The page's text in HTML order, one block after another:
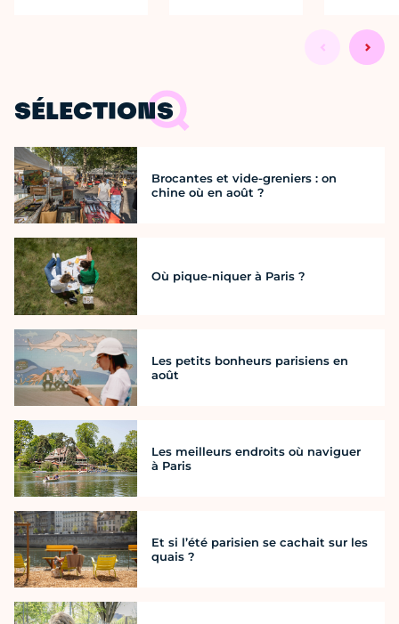
SÉLECTIONS
Brocantes et vide-greniers : on
chine où en août ?
Où pique-niquer à Paris ?
Les petits bonheurs parisiens en
août
Les meilleurs endroits où naviguer
à Paris
Et si l’été parisien se cachait sur les
quais ?